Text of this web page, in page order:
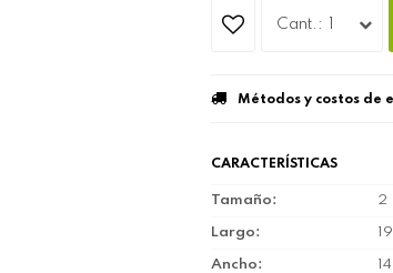
Métodos y costos de
CARACTERÍSTICAS
Tamaño 2
Largo
Ancho